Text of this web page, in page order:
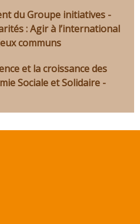
du Groupe initiatives -
: Agir à l’international
communs
et la croissance des
Sociale et Solidaire -